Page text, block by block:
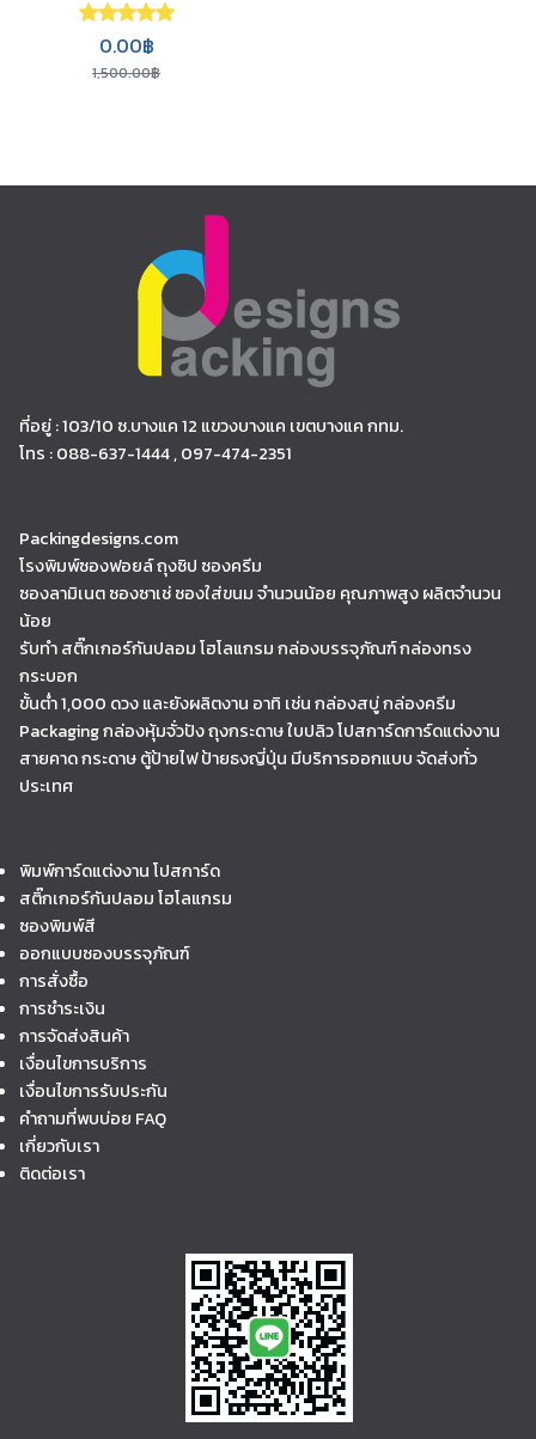
Rated5.00
1,500.00฿
Original price was: 1,500.00฿.
0.00฿Current price is: 0.00฿.
ที่อยู่ : 103/10 ซ.บางแค 12 แขวงบางแค เขตบางแค กทม.
โทร : 088-637-1444 , 097-474-2351
Packingdesigns.com
โรงพิมพ์ซองฟอยล์ ถุงซิป ซองครีม
ซองลามิเนต ซองซาเช่ ซองใส่ขนม จำนวนน้อย คุณภาพสูง ผลิตจำนวน
น้อย
รับทำ สติ๊กเกอร์กันปลอม โฮโลแกรม กล่องบรรจุภัณฑ์ กล่องทรง
กระบอก
ขั้นต่ำ 1,000 ดวง และยังผลิตงาน อาทิ เช่น กล่องสบู่ กล่องครีม
Packaging กล่องหุ้มจั่วปัง ถุงกระดาษ ใบปลิว โปสการ์ดการ์ดแต่งงาน
สายคาด กระดาษ ตู้ป้ายไฟ ป้ายธงญี่ปุ่น มีบริการออกแบบ จัดส่งทั่ว
ประเทศ
พิมพ์การ์ดแต่งงาน โปสการ์ด
สติ๊กเกอร์กันปลอม โฮโลแกรม
ซองพิมพ์สี
ออกแบบซองบรรจุภัณฑ์
การสั่งซื้อ
การชำระเงิน
การจัดส่งสินค้า
เงื่อนไขการบริการ
เงื่อนไขการรับประกัน
คำถามที่พบบ่อย FAQ
เกี่ยวกับเรา
ติดต่อเรา